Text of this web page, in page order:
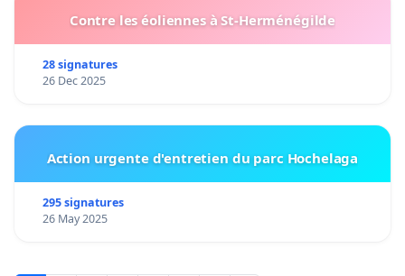
Contre les éoliennes à St-Herménégilde
28 signatures
26 Dec 2025
Action urgente d'entretien du parc Hochelaga
295 signatures
26 May 2025